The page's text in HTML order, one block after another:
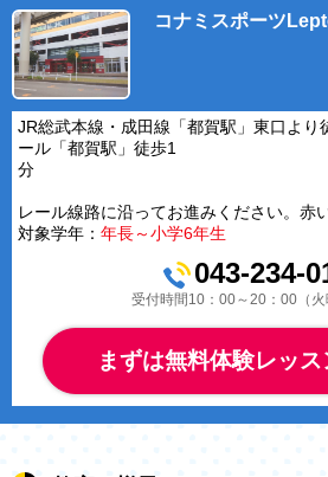
コナミスポーツ
JR総武本線・成田線「都賀駅」東口より
ール「都賀駅」徒歩1
東口ロータリ
レール線路に沿ってお進みください。赤
対象学年： 年長～小学6年生
043-234-
受付時間10：00～20：00（火
まずは無料体験レッス